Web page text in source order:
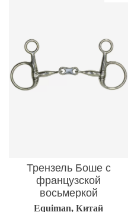
Трензель Боше с
французской
восьмеркой
Equiman, Китай